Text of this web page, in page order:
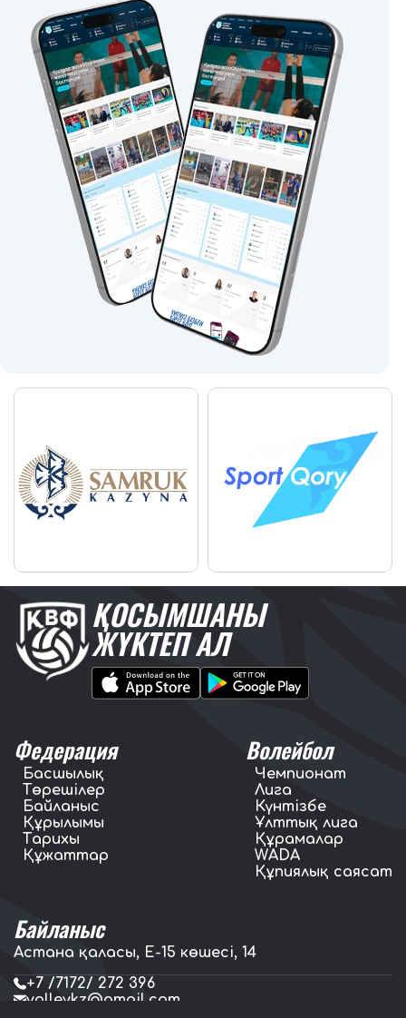
ҚОСЫМШАНЫ
ЖҮКТЕП АЛ
Федерация
Басшылық
Төрешілер
Байланыс
Құрылымы
Тарихы
Құжаттар
Волейбол
Чемпионат
Лига
Күнтізбе
Ұлттық лига
Құрамалар
WADA
Құпиялық саясат
Байланыс
Астана қаласы, E-15 көшесі, 14
+7 /7172/ 272 396
volleykz@gmail.com